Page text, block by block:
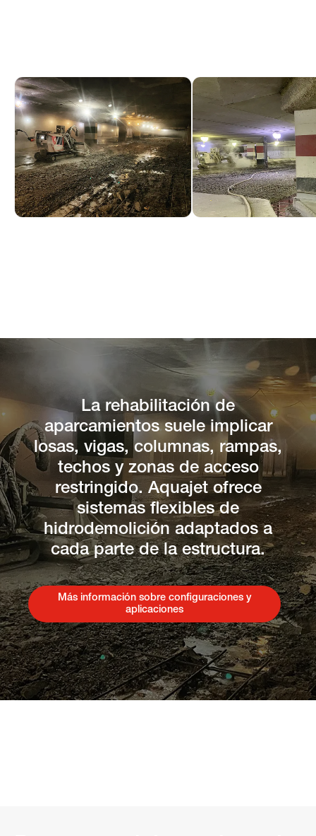
La rehabilitación de
aparcamientos suele implicar
losas, vigas, columnas, rampas,
techos y zonas de acceso
restringido. Aquajet ofrece
sistemas flexibles de
hidrodemolición adaptados a
cada parte de la estructura.
Más información sobre configuraciones y
aplicaciones